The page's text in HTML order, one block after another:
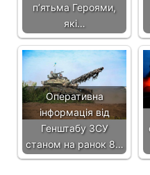
п’ятьма Героями,
які…
Оперативна
інформація від
Генштабу ЗСУ
станом на ранок 8…